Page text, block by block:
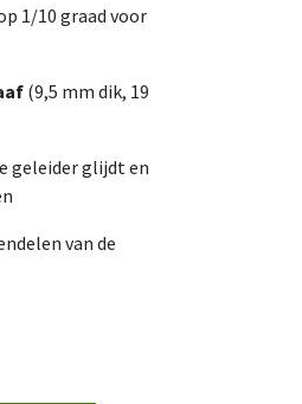
1/10 graad voor
(9,5 mm dik, 19
geleider glijdt en
van de